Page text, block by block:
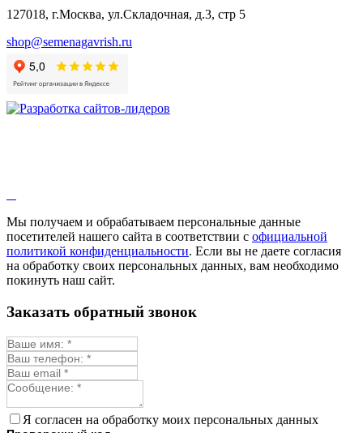
127018, г.Москва, ул.Складочная, д.3, стр 5
shop@semenagavrish.ru
Мы получаем и обрабатываем персональные данные
посетителей нашего сайта в соответствии с официальной
политикой конфиденциальности. Если вы не даете согласия
на обработку своих персональных данных, вам необходимо
покинуть наш сайт.
Заказать обратный звонок
Я согласен на обработку моих персональных данных